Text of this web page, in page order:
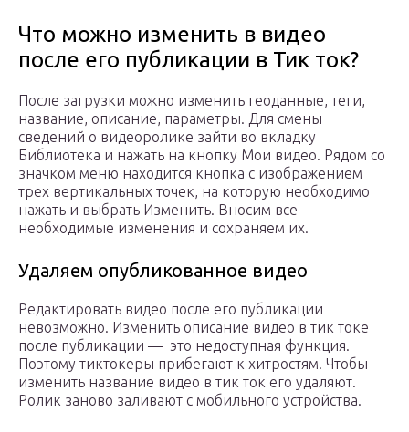
Что можно изменить в видео
после его публикации в Тик ток?
После загрузки можно изменить геоданные, теги,
название, описание, параметры. Для смены
сведений о видеоролике зайти во вкладку
Библиотека и нажать на кнопку Мои видео. Рядом со
значком меню находится кнопка с изображением
трех вертикальных точек, на которую необходимо
нажать и выбрать Изменить. Вносим все
необходимые изменения и сохраняем их.
Удаляем опубликованное видео
Редактировать видео после его публикации
невозможно. Изменить описание видео в тик токе
после публикации — это недоступная функция.
Поэтому тиктокеры прибегают к хитростям. Чтобы
изменить название видео в тик ток его удаляют.
Ролик заново заливают с мобильного устройства.